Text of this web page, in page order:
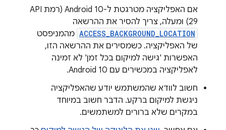
אם האפליקציה מטרגטת ל-Android 10 (רמת API
ACCESS_BACKGROUND_LOCATION מהמניפסט
של האפליקציה. כשמסירים את ההרשאה הזו,
האפשרות 'גישה למיקום בכל זמן' לא זמינה
לאפליקציה במכשירים עם Android 10.
חשוב לוודא שהמשתמש יודע שהאפליקציה
ניגשת למיקום ברקע. הדבר חשוב במיוחד
במקרים שלא ברורים למשתמשים.